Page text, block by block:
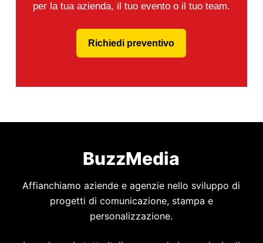
per la tua azienda, il tuo evento o il tuo team.
Richiedi preventivo
BuzzMedia
Affianchiamo aziende e agenzie nello sviluppo di
progetti di comunicazione, stampa e
personalizzazione.